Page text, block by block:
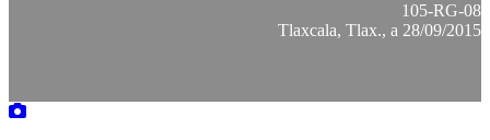
105-RG-08
Tlaxcala, Tlax., a 28/09/2015